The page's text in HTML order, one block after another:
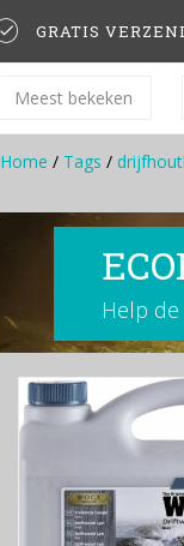
GRATIS
Meest bekeken
Home / Tags /
Help